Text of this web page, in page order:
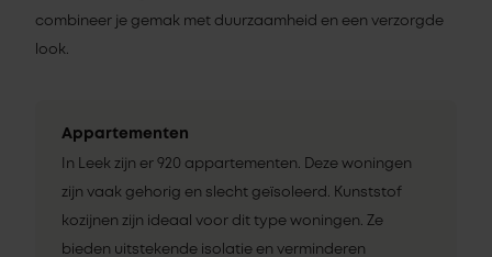
combineer je gemak met duurzaamheid en een verzorgde
look.
Appartementen
In Leek zijn er 920 appartementen. Deze woningen
zijn vaak gehorig en slecht geïsoleerd. Kunststof
kozijnen zijn ideaal voor dit type woningen. Ze
bieden uitstekende isolatie en verminderen